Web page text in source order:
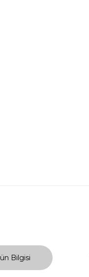
Bilgisi